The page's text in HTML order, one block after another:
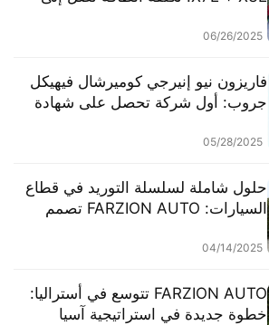
0.03 يوان/طن-كيلومتر!​​
06/26/2025
​​فاريزون نيو إنيرجي كوميرشال فيهيكل
جروب: أول شركة تحصل على شهادة
بتقنية Xuanwu​​
05/28/2025
حلول شاملة لسلسلة التوريد في قطاع
السيارات: FARZION AUTO تصمم
أفضل سيناريو للخدمات اللوجستية
04/14/2025
​​FARZION AUTO تتوسع في أستراليا:
خطوة جديدة في استراتيجية آسيا